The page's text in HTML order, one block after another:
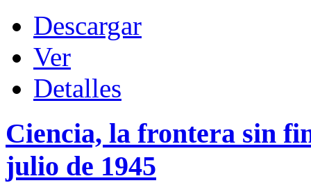
Descargar
Ver
Detalles
Ciencia, la frontera sin
julio de 1945